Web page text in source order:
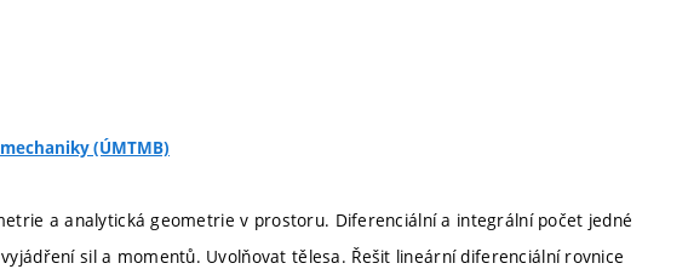
(ÚMTMB)
a analytická geometrie v prostoru. Diferenciální a integrální počet jedné
sil a momentů. Uvolňovat tělesa. Řešit lineární diferenciální rovnice